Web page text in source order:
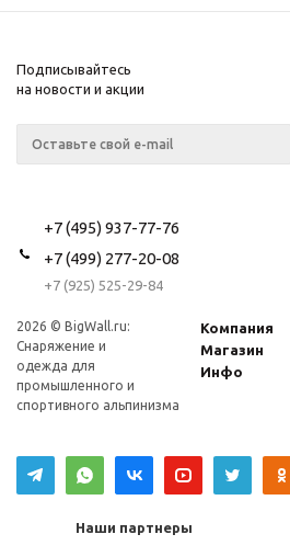
Подписывайтесь
на новости и акции
+7 (495) 937-77-76
+7 (499) 277-20-08
+7 (925) 525-29-84
2026 © BigWall.ru:
Снаряжение и
одежда для
промышленного и
спортивного альпинизма
Компания
Магазин
Инфо
Наши партнеры